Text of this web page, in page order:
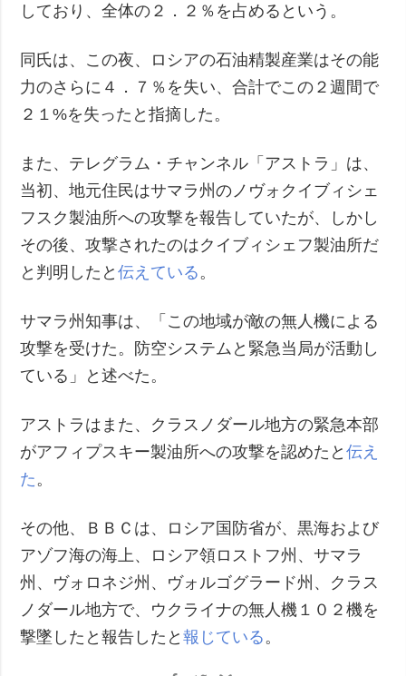
しており、全体の２．２％を占めるという。
同氏は、この夜、ロシアの石油精製産業はその能
力のさらに４．７％を失い、合計でこの２週間で
２１%を失ったと指摘した。
また、テレグラム・チャンネル「アストラ」は、
当初、地元住民はサマラ州のノヴォクイブィシェ
フスク製油所への攻撃を報告していたが、しかし
その後、攻撃されたのはクイブィシェフ製油所だ
と判明したと伝えている 。
サマラ州知事は、「この地域が敵の無人機による
攻撃を受けた。防空システムと緊急当局が活動し
ている」と述べた。
アストラはまた、クラスノダール地方の緊急本部
がアフィプスキー製油所への攻撃を認めたと伝え
た 。
その他、ＢＢＣは、ロシア国防省が、黒海および
アゾフ海の海上、ロシア領ロストフ州、サマラ
州、ヴォロネジ州、ヴォルゴグラード州、クラス
ノダール地方で、ウクライナの無人機１０２機を
撃墜したと報告したと報じている 。